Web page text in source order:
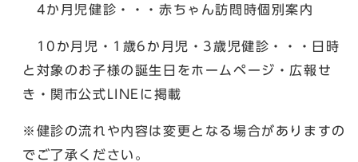
4か月児健診・・・赤ちゃん訪問時個別案内
10か月児・1歳6か月児・3歳児健診・・・日時
と対象のお子様の誕生日をホームページ・広報せ
き・関市公式LINEに掲載
※健診の流れや内容は変更となる場合がありますの
でご了承ください。